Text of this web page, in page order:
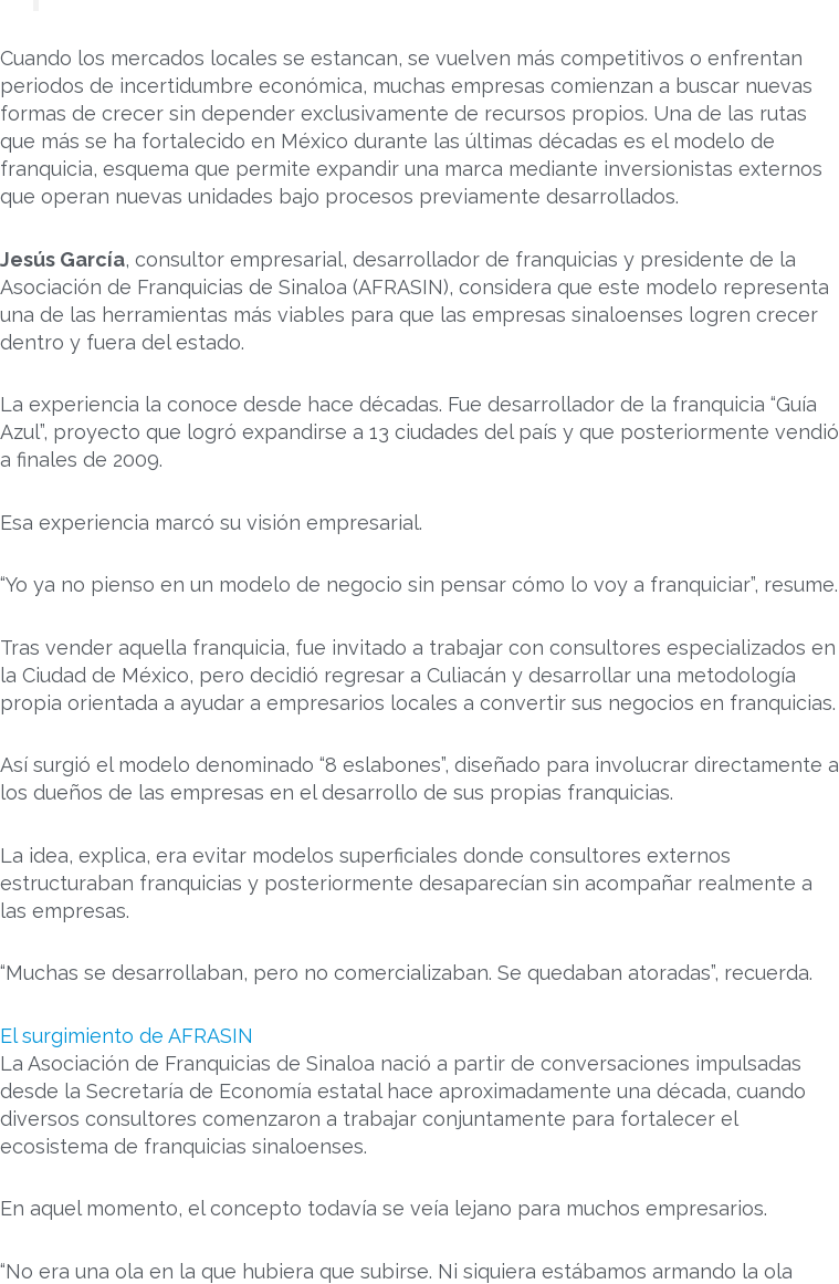
Cuando los mercados locales se estancan, se vuelven más competitivos o enfrentan
periodos de incertidumbre económica, muchas empresas comienzan a buscar nuevas
formas de crecer sin depender exclusivamente de recursos propios. Una de las rutas
que más se ha fortalecido en México durante las últimas décadas es el modelo de
franquicia, esquema que permite expandir una marca mediante inversionistas externos
que operan nuevas unidades bajo procesos previamente desarrollados.
Jesús García, consultor empresarial, desarrollador de franquicias y presidente de la
Asociación de Franquicias de Sinaloa (AFRASIN), considera que este modelo representa
una de las herramientas más viables para que las empresas sinaloenses logren crecer
dentro y fuera del estado.
La experiencia la conoce desde hace décadas. Fue desarrollador de la franquicia “Guía
Azul”, proyecto que logró expandirse a 13 ciudades del país y que posteriormente vendió
a finales de 2009.
Esa experiencia marcó su visión empresarial.
“Yo ya no pienso en un modelo de negocio sin pensar cómo lo voy a franquiciar”, resume.
Tras vender aquella franquicia, fue invitado a trabajar con consultores especializados en
la Ciudad de México, pero decidió regresar a Culiacán y desarrollar una metodología
propia orientada a ayudar a empresarios locales a convertir sus negocios en franquicias.
Así surgió el modelo denominado “8 eslabones”, diseñado para involucrar directamente a
los dueños de las empresas en el desarrollo de sus propias franquicias.
La idea, explica, era evitar modelos superficiales donde consultores externos
estructuraban franquicias y posteriormente desaparecían sin acompañar realmente a
las empresas.
“Muchas se desarrollaban, pero no comercializaban. Se quedaban atoradas”, recuerda.
El surgimiento de AFRASIN
La Asociación de Franquicias de Sinaloa nació a partir de conversaciones impulsadas
desde la Secretaría de Economía estatal hace aproximadamente una década, cuando
diversos consultores comenzaron a trabajar conjuntamente para fortalecer el
ecosistema de franquicias sinaloenses.
En aquel momento, el concepto todavía se veía lejano para muchos empresarios.
“No era una ola en la que hubiera que subirse. Ni siquiera estábamos armando la ola